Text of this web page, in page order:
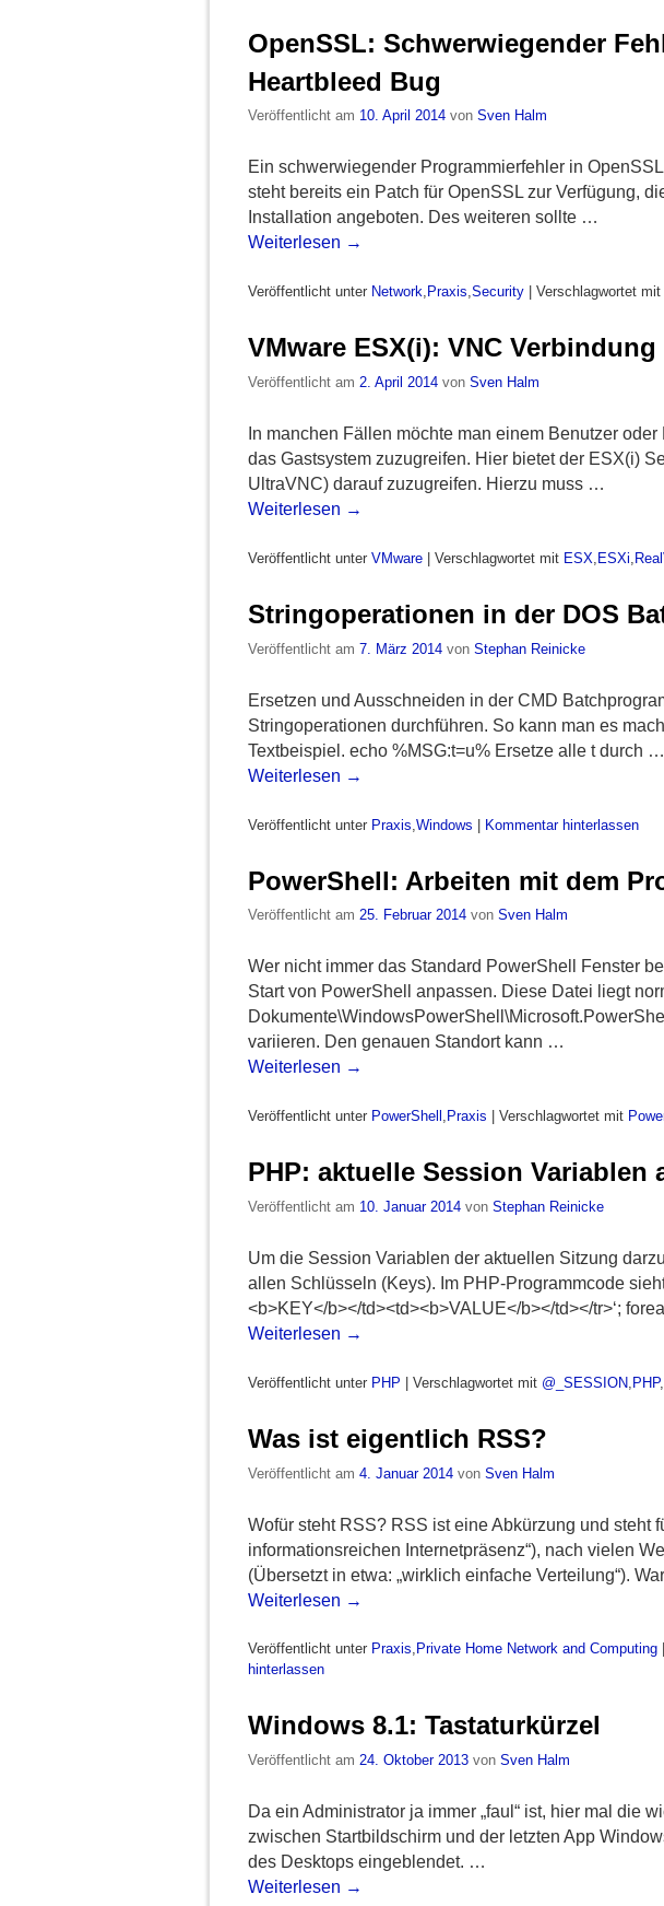
OpenSSL: Schwerwiegender
Heartbleed Bug
Veröffentlicht am 10. April 2014 von Sven Halm
Ein schwerwiegender Programmierfehler in
steht bereits ein Patch für OpenSSL zur Verfügung,
Installation angeboten. Des weiteren sollte …
Weiterlesen →
Veröffentlicht unter Network, Praxis,Security Verschlagwortet mit
VMware ESX(i): VNC
Veröffentlicht am 2. April 2014 von Sven Halm
In manchen Fällen möchte man einem Benutzer
das Gastsystem zuzugreifen. Hier bietet der ESX(i)
UltraVNC) darauf zuzugreifen. Hierzu muss …
Weiterlesen →
Veröffentlicht unter VMware Verschlagwortet mit ESX ESXi
Stringoperationen in der DOS
Veröffentlicht am 7. März 2014 von Stephan Reinicke
Ersetzen und Ausschneiden in der CMD
Stringoperationen durchführen. So kann man es
Textbeispiel. echo %MSG:t=u% Ersetze alle t durch …
Weiterlesen →
Veröffentlicht unter Praxis Windows | Kommentar hinterlassen
PowerShell: Arbeiten mit dem
Veröffentlicht am 25. Februar 2014 von Sven Halm
Wer nicht immer das Standard PowerShell Fenster
Start von PowerShell anpassen. Diese Datei liegt
variieren. Den genauen Standort kann …
Weiterlesen →
Veröffentlicht unter PowerShell , Praxis Verschlagwortet mit
PHP: aktuelle Session Variablen
Veröffentlicht am 10. Januar 2014 von Stephan Reinicke
Um die Session Variablen der aktuellen Sitzung
allen Schlüsseln (Keys). Im PHP-Programmcode
<b>KEY</b></td><td><b>VALUE</b></td></tr>‘;
Weiterlesen →
Veröffentlicht unter PHP Verschlagwortet mit @_SESSION PHP,
Was ist eigentlich RSS?
Veröffentlicht am 4. Januar 2014 von Sven Halm
Wofür steht RSS? RSS ist eine Abkürzung und steht
informationsreichen Internetpräsenz“), nach vielen
(Übersetzt in etwa: „wirklich einfache Verteilung“).
Weiterlesen →
Veröffentlicht unter Praxis, Private Home Network and Computing
hinterlassen
Windows 8.1: Tastaturkürzel
Veröffentlicht am 24. Oktober 2013 von Sven Halm
Da ein Administrator ja immer „faul“ ist, hier mal die
zwischen Startbildschirm und der letzten App
des Desktops eingeblendet. …
Weiterlesen →